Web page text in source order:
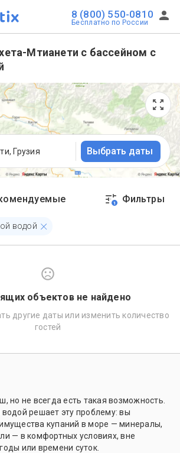
8 (800) 550-0810
Бесплатно по России
Мтианети с бассейном с
Грузия Выбрать даты
1 Фильтры
водой
объектов не найдено
другие даты или изменить количество
гостей
но не всегда есть такая возможность.
водой решает эту проблему: вы
купаний в море — минералы,
— в комфортных условиях, вне
или времени суток.